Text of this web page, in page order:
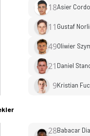
18Asier
11 Gustaf
49Oliwier
21 Daniel
9Kristian
28Babacar